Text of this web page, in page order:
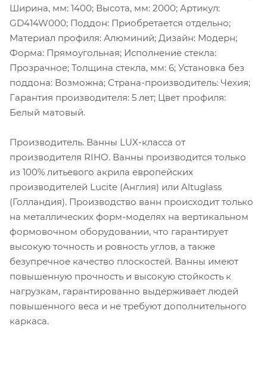
Ширина, мм: 1400; Высота, мм: 2000; Артикул:
GD414W000; Поддон: Приобретается отдельно;
Материал профиля: Алюминий; Дизайн: Модерн;
Форма: Прямоугольная; Исполнение стекла:
Прозрачное; Толщина стекла, мм: 6; Установка без
поддона: Возможна; Страна-производитель: Чехия;
Гарантия производителя: 5 лет; Цвет профиля:
Белый матовый.
Производитель. Ванны LUX-класса от
производителя RIHO. Ванны производится только
из 100% литьевого акрила европейских
производителей Lucite (Англия) или Altuglass
(Голландия). Производство ванн происходит только
на металлических форм-моделях на вертикальном
формовочном оборудовании, что гарантирует
высокую точность и ровность углов, а также
безупречное качество плоскостей. Ванны имеют
повышенную прочность и высокую стойкость к
нагрузкам, гарантированно выдерживает людей
повышенного веса и не требуют дополнительного
каркаса.